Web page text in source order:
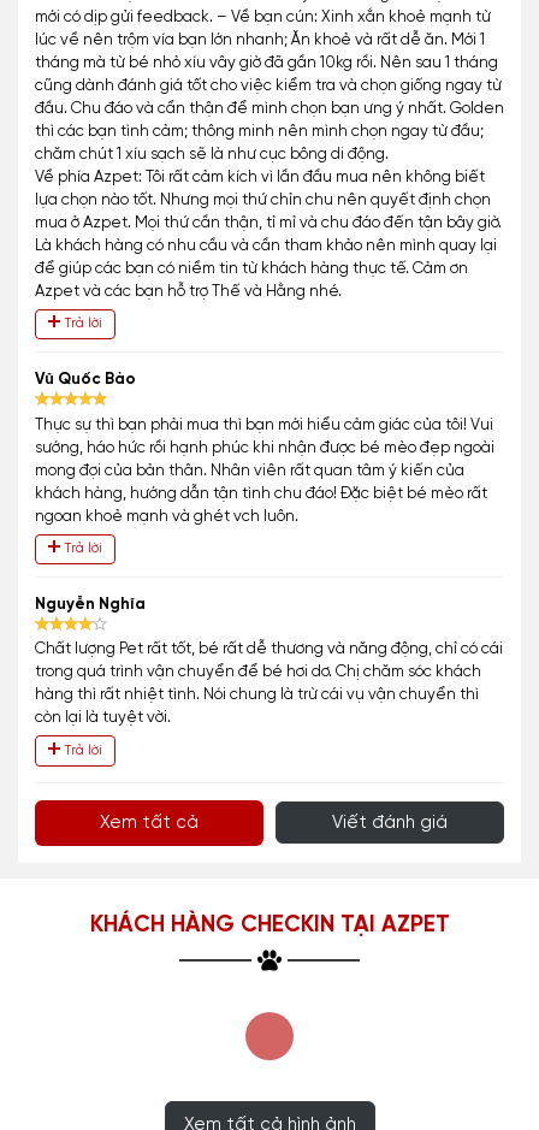
mới có dịp gửi feedback. – Về bạn cún: Xinh xắn khoẻ mạnh từ
lúc về nên trộm vía bạn lớn nhanh; Ăn khoẻ và rất dễ ăn. Mới 1
tháng mà từ bé nhỏ xíu vây giờ đã gần 10kg rồi. Nên sau 1 tháng
cũng dành đánh giá tốt cho việc kiểm tra và chọn giống ngay từ
đầu. Chu đáo và cẩn thận để mình chọn bạn ưng ý nhất. Golden
thì các bạn tình cảm; thông minh nên mình chọn ngay từ đầu;
chăm chút 1 xíu sạch sẽ là như cục bông di động.
Về phía Azpet: Tôi rất cảm kích vì lần đầu mua nên không biết
lựa chọn nào tốt. Nhưng mọi thứ chỉn chu nên quyết định chọn
mua ở Azpet. Mọi thứ cần thận, tỉ mỉ và chu đáo đến tận bây giờ.
Là khách hàng có nhu cầu và cần tham khảo nên mình quay lại
để giúp các bạn có niềm tin từ khách hàng thực tế. Cảm ơn
Azpet và các bạn hỗ trợ Thế và Hằng nhé.
Trả lời
Vũ Quốc Bảo
Thực sự thì bạn phải mua thì bạn mới hiểu cảm giác của tôi! Vui
sướng, háo hức rồi hạnh phúc khi nhận được bé mèo đẹp ngoài
mong đợi của bản thân. Nhân viên rất quan tâm ý kiến của
khách hàng, hướng dẫn tận tình chu đáo! Đặc biệt bé mèo rất
ngoan khoẻ mạnh và ghét vch luôn.
Trả lời
Nguyễn Nghĩa
Chất lượng Pet rất tốt, bé rất dễ thương và năng động, chỉ có cái
trong quá trình vận chuyển để bé hơi dơ. Chị chăm sóc khách
hàng thì rất nhiệt tình. Nói chung là trừ cái vụ vận chuyển thì
còn lại là tuyệt vời.
Trả lời
Xem tất cả Viết đánh giá
KHÁCH HÀNG CHECKIN TẠI AZPET
Xem tất cả hình ảnh